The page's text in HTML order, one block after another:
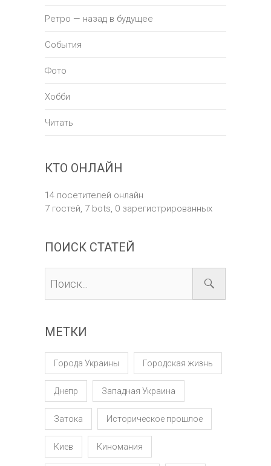
Ретро — назад в будущее
События
Фото
Хобби
Читать
КТО ОНЛАЙН
14 посетителей онлайн
7 гостей, 7 bots, 0 зарегистрированных
ПОИСК СТАТЕЙ
МЕТКИ
Города Украины Городская жизнь
Днепр Западная Украина
Затока Историческое прошлое
Киев Киномания